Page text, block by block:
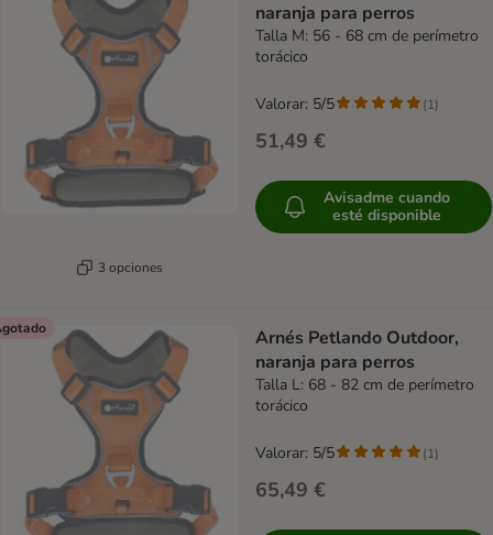
3 opciones
naranja para perros
Talla M: 56 - 68 cm de perímetro
torácico
51,49 €
Valorar: 5/5 (1)
Avisadme cuando
esté disponible
Arnés Petlando Outdoor,
naranja para perros
Talla L: 68 - 82 cm de perímetro
torácico
65,49 €
Valorar: 5/5 (1)